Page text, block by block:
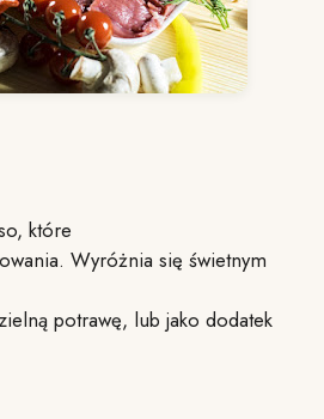
które
Wyróżnia się świetnym
potrawę, lub jako dodatek